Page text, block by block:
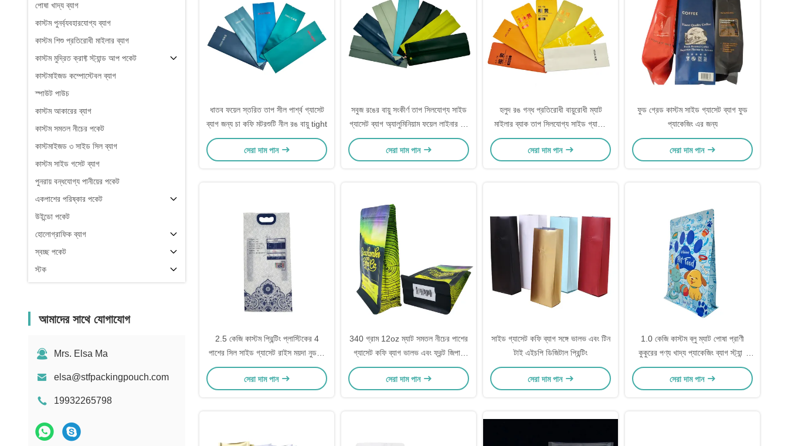
পোষা খাদ্য ব্যাগ
কাস্টম পুনর্ব্যবহারযোগ্য ব্যাগ
কাস্টম শিশু প্রতিরোধী মাইলার ব্যাগ
কাস্টম মুদ্রিত ক্রাফ্ট স্ট্যান্ড আপ পকেট
কাস্টমাইজড কম্পোস্টেবল ব্যাগ
স্পাউট পাউচ
কাস্টম আকারের ব্যাগ
কাস্টম সমতল নীচের পকেট
কাস্টমাইজড ৩ সাইড সিল ব্যাগ
কাস্টম সাইড গসেট ব্যাগ
পুনরায় বন্ধযোগ্য পানীয়ের পকেট
একপাশের পরিষ্কার পকেট
উইন্ডো পকেট
হোলোগ্রাফিক ব্যাগ
স্বচ্ছ পকেট
স্টক
আমাদের সাথে যোগাযোগ
Mrs. Elsa Ma
elsa@stfpackingpouch.com
19932265798
ধাতব ফয়েল স্তরিত তাপ সীল পার্শ্ব গ্যাসেট
ব্যাগ জন্য চা কফি মটরশুটি নীল রঙ বায়ু tight
সেরা দাম পান
সবুজ রঙের বায়ু সংকীর্ণ তাপ সিলযোগ্য সাইড
গ্যাসেট ব্যাগ অ্যালুমিনিয়াম ফয়েল লাইনার সহ
প্যাকেজিংয়ের জন্য
সেরা দাম পান
হলুদ রঙ গন্ধ প্রতিরোধী বায়ুরোধী ম্যাট
মাইলার ব্যাক তাপ সিলযোগ্য সাইড গ্যাসেট
ব্যাগ অ্যালুমিনিয়াম চা জন্য
সেরা দাম পান
ফুড গ্রেড কাস্টম সাইড গ্যাসেট ব্যাগ ফুড
প্যাকেজিং এর জন্য
সেরা দাম পান
2.5 কেজি কাস্টম প্রিন্টিং প্লাস্টিকের 4
পাশের সিল সাইড গ্যাসেট রাইস ময়দা নুডলস
প্যাকেজিং ব্যাগ নীল হ্যান্ডেল সহ খাদ্য থলি
সেরা দাম পান
340 গ্রাম 12oz ম্যাট সমতল নীচের পাশের
গ্যাসেট কফি ব্যাগ ভালভ এবং ফ্রন্ট জিপার
সঙ্গে
সেরা দাম পান
সাইড গ্যাসেট কফি ব্যাগ সঙ্গে ভালভ এবং টিন
টাই এইচপি ডিজিটাল প্রিন্টিং
সেরা দাম পান
1.0 কেজি কাস্টম ব্লু ম্যাট পোষা প্রাণী
কুকুরের পণ্য খাদ্য প্যাকেজিং ব্যাগ স্ট্যান্ড
আপ ফ্ল্যাট নীচের পাশের গ্যাসেট ব্যাগগুলি
জিপলক সহ
সেরা দাম পান